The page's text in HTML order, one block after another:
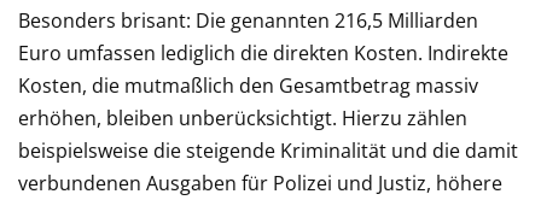
Besonders brisant: Die genannten 216,5 Milliarden
Euro umfassen lediglich die direkten Kosten. Indirekte
Kosten, die mutmaßlich den Gesamtbetrag massiv
erhöhen, bleiben unberücksichtigt. Hierzu zählen
beispielsweise die steigende Kriminalität und die damit
verbundenen Ausgaben für Polizei und Justiz, höhere